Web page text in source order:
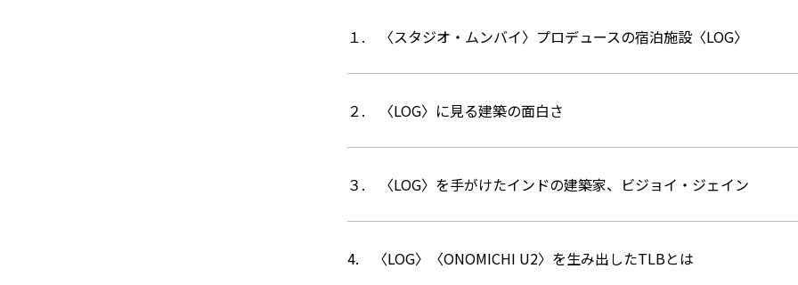
１. 〈スタジオ・ムンバイ〉プロデュースの宿泊施設〈LOG〉
２. 〈LOG〉に見る建築の面白さ
３. 〈LOG〉を手がけたインドの建築家、ビジョイ・ジェイン
4. 〈LOG〉〈ONOMICHI U2〉を生み出したTLBとは